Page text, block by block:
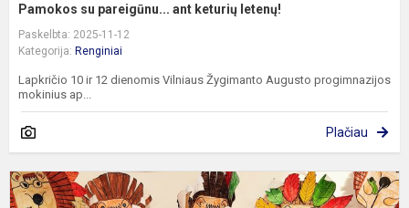
Pamokos su pareigūnu... ant keturių letenų!
Paskelbta: 2025-11-12
Kategorija: Renginiai
Lapkričio 10 ir 12 dienomis Vilniaus Žygimanto Augusto progimnazijos
mokinius ap...
Plačiau